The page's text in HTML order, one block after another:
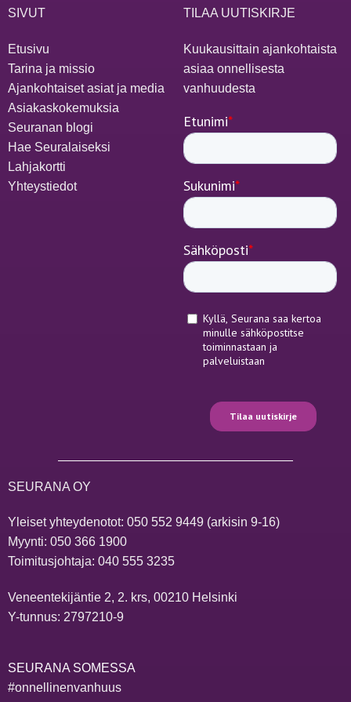
SIVUT
Etusivu
Tarina ja missio
Ajankohtaiset asiat ja media
Asiakaskokemuksia
Seuranan blogi
Hae Seuralaiseksi
Lahjakortti
Yhteystiedot
TILAA UUTISKIRJE
Kuukausittain ajankohtaista
asiaa onnellisesta
vanhuudesta
SEURANA OY
Yleiset yhteydenotot: 050 552 9449(arkisin 9-16)
Myynti: 050 366 1900
Toimitusjohtaja: 040 555 3235
Veneentekijäntie 2, 2. krs, 00210 Helsinki
Y-tunnus: 2797210-9
SEURANA SOMESSA
#onnellinenvanhuus